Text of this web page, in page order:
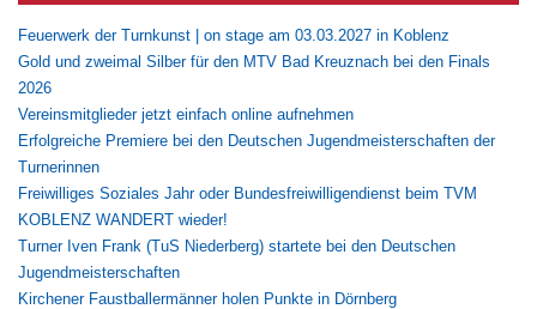
Feuerwerk der Turnkunst | on stage am 03.03.2027 in Koblenz
Gold und zweimal Silber für den MTV Bad Kreuznach bei den Finals
2026
Vereinsmitglieder jetzt einfach online aufnehmen
Erfolgreiche Premiere bei den Deutschen Jugendmeisterschaften der
Turnerinnen
Freiwilliges Soziales Jahr oder Bundesfreiwilligendienst beim TVM
KOBLENZ WANDERT wieder!
Turner Iven Frank (TuS Niederberg) startete bei den Deutschen
Jugendmeisterschaften
Kirchener Faustballermänner holen Punkte in Dörnberg